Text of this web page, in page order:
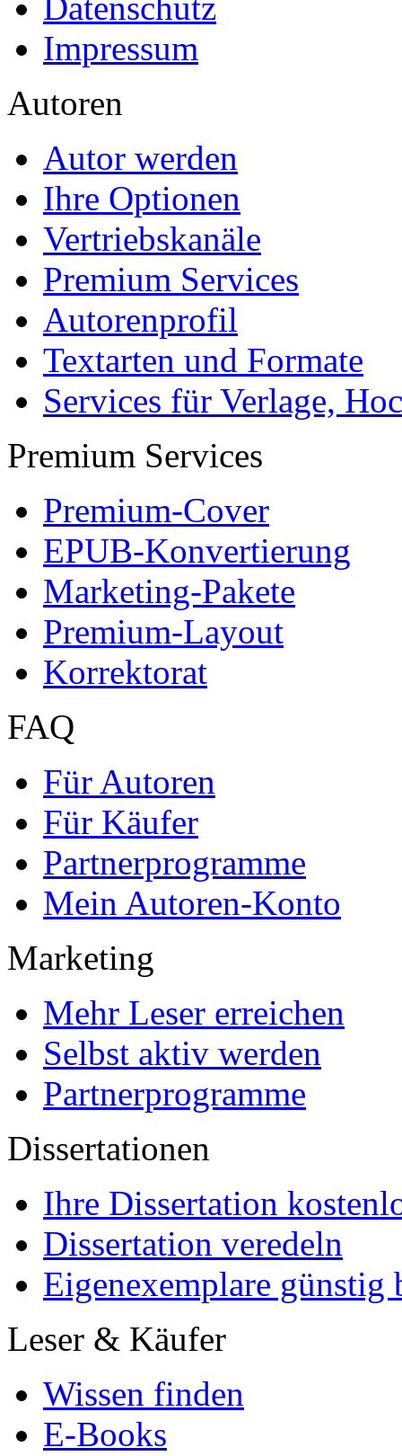
Services & Vorlagen
Über uns
Presse
Partner + Projekte
Datenschutz
Impressum
Autoren
Autor werden
Ihre Optionen
Premium Services
Autorenprofil
Textarten und Formate
Services für Verlage,
Premium Services
Premium-Cover
EPUB-Konvertierung
Marketing-Pakete
Premium-Layout
Korrektorat
FAQ
Für Autoren
Für Käufer
Partnerprogramme
Mein Autoren-Konto
Marketing
Mehr Leser erreichen
Selbst aktiv werden
Partnerprogramme
Dissertationen
Ihre Dissertation